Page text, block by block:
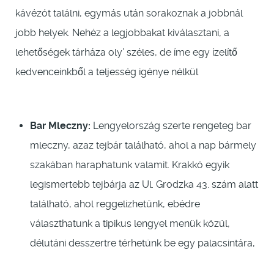
kávézót találni, egymás után sorakoznak a jobbnál
jobb helyek. Nehéz a legjobbakat kiválasztani, a
lehetőségek tárháza oly’ széles, de íme egy ízelítő
kedvenceinkből a teljesség igénye nélkül
Bar Mleczny: Lengyelország szerte rengeteg bar
mleczny, azaz tejbár található, ahol a nap bármely
szakában haraphatunk valamit. Krakkó egyik
legismertebb tejbárja az Ul. Grodzka 43. szám alatt
található, ahol reggelizhetünk, ebédre
választhatunk a tipikus lengyel menük közül,
délutáni desszertre térhetünk be egy palacsintára,